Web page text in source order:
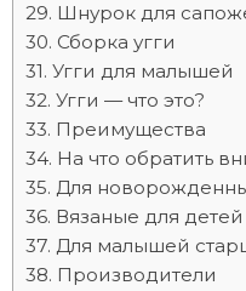
Шнурок для
Сборка угги
Угги для малышей
Угги — что это?
Преимущества
На что обратить
Для
Вязаные для
Для малышей
Производители